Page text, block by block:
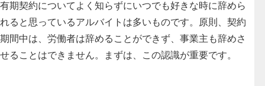
有期契約についてよく知らずにいつでも好きな時に辞めら
れると思っているアルバイトは多いものです。 原則、契約
期間中は、労働者は辞めることができず、事業主も辞めさ
せることはできません。
まずは、この認識が重要です。